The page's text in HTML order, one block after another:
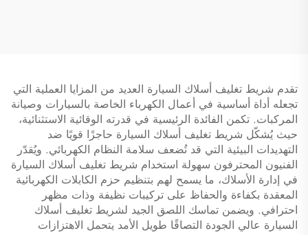
تقدم شريط تغليف أسلاك السيارة العديد من المزايا العملية التي
تجعله أداة أساسية في أعمال الكهرباء الخاصة بالسيارات وصيانة
المركبات. تكمن الفائدة الرئيسية في قدرته الوقائية الاستثنائية،
حيث يُشكّل شريط تغليف أسلاك السيارة حاجزًا قويًا ضد
التهديدات البيئية التي قد تُضعف سلامة النظام الكهربائي. ويُقدّر
الفنيون المحترفون سهولة استخدام شريط تغليف أسلاك السيارة
في إدارة الأسلاك، ما يسمح لهم بتنظيم حزم الكابلات الكهربائية
المعقدة بكفاءة والحفاظ على تركيبات نظيفة وذات مظهر
احترافي. ويضمن تماسك اللصق الجيد لشريط تغليف أسلاك
السيارة عالي الجودة التصاقًا طويل الأمد يتحمل الاهتزازات